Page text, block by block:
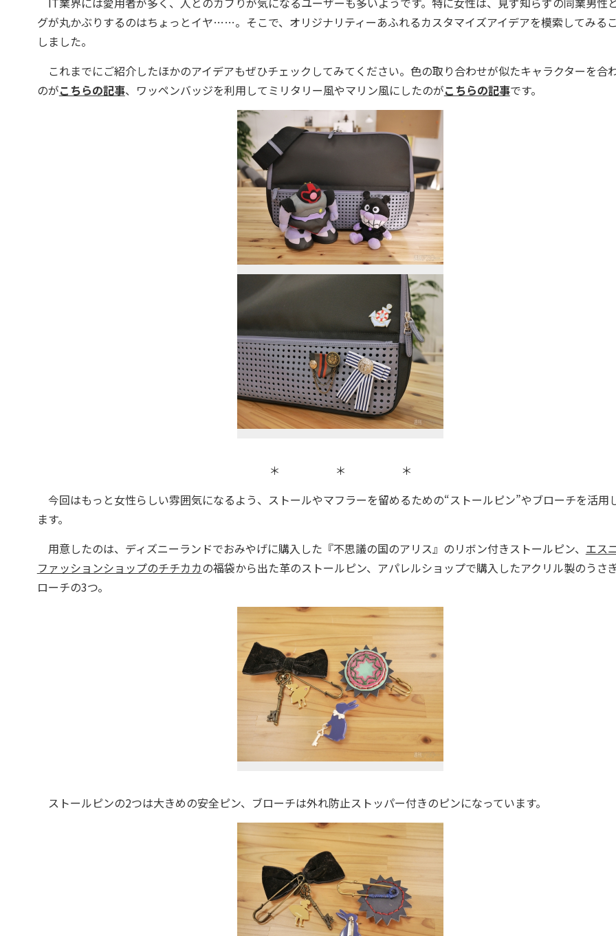
グが丸かぶりするのはちょっとイヤ……。そこで、オリジナリティーあふれるカスタマイズアイデアを模索してみる
しました。
これまでにご紹介したほかのアイデアもぜひチェックしてみてください。色の取り合わせが似たキャラクターを合
のがこちらの記事、ワッペンバッジを利用してミリタリー風やマリン風にしたのがこちらの記事です。
＊ ＊ ＊
今回はもっと女性らしい雰囲気になるよう、ストールやマフラーを留めるための“ストールピン”やブローチを活用
ます。
用意したのは、ディズニーランドでおみやげに購入した『不思議の国のアリス』のリボン付きストールピン、 エス
ファッションショップのチチカカの福袋から出た革のストールピン、 アパレルショップで購入したアクリル製のうさ
ローチの3つ。
ストールピンの2つは大きめの安全ピン、ブローチは外れ防止ストッパー付きのピンになっています。